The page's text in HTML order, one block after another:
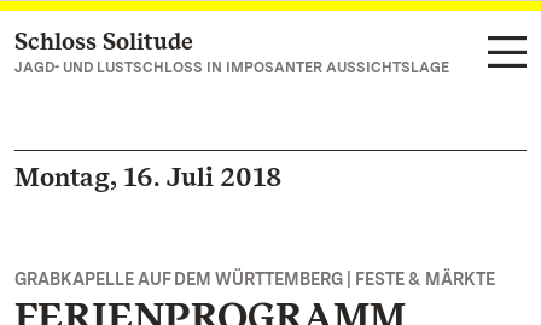
Zum Hauptinhalt springen
Schloss Solitude
JAGD- UND LUSTSCHLOSS IN IMPOSANTER AUSSICHTSLAGE
Montag, 16. Juli 2018
GRABKAPELLE AUF DEM WÜRTTEMBERG | FESTE & MÄRKTE